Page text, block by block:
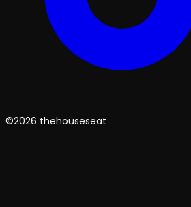
©2026 thehouseseat